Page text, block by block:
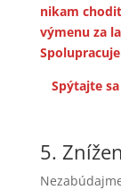
nikam
výmenu za
Spýtajte
5.